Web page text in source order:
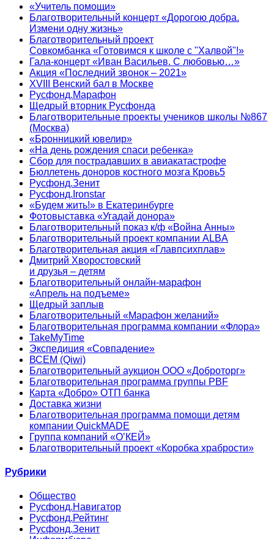
«Учитель помощи»
Благотворительный концерт «Дорогою добра.
Измени одну жизнь»
Благотворительный проект
Совкомбанка «Готовимся к школе с "Халвой"!»
Гала-концерт «Иван Васильев. С любовью…»
Акция «Последний звонок – 2021»
XVIII Венский бал в Москве
Русфонд.Марафон
Щедрый вторник Русфонда
Благотворительные проекты учеников школы №867
(Москва)
«Бронницкий ювелир»
«На день рождения спаси ребенка»
Сбор для пострадавших в авиакатастрофе
Бюллетень доноров костного мозга Кровь5
Русфонд.Зенит
Русфонд.Ironstar
«Будем жить!» в Екатеринбурге
Фотовыставка «Угадай донора»
Благотворительный показ к/ф «Война Анны»
Благотворительный проект компании ALBA
Благотворительная акция «Главпсихплав»
Дмитрий Хворостовский
и друзья – детям
Благотворительный онлайн‑марафон
«Апрель на подъеме»
Щедрый заплыв
Благотворительный «Марафон желаний»
Благотворительная программа компании «Флора»
TakeMyTime
Экспедиция «Совпадение»
ВСЕМ (Qiwi)
Благотворительный аукцион ООО «Доброторг»
Благотворительная программа группы PBF
Карта «Добро» ОТП банка
Доставка жизни
Благотворительная программа помощи детям
компании QuickMADE
Группа компаний «О’КЕЙ»
Благотворительный проект «Коробка храбрости»
Рубрики
Общество
Русфонд.Навигатор
Русфонд.Рейтинг
Русфонд.Зенит